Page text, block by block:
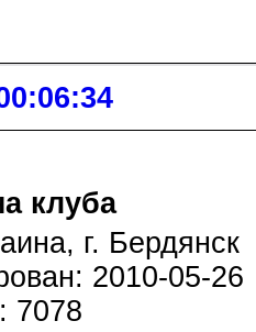
клуба
г. Бердянск
2010-05-26
7078